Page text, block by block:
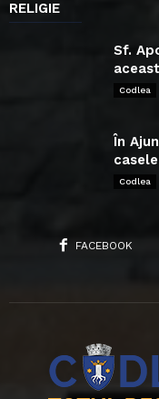
RELIGIE
Sf.
Codlea
În
Codlea
FACEBOOK